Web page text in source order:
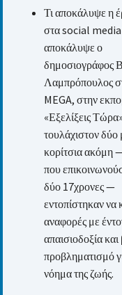
Τι αποκάλυψε η
στα social
αποκάλυψε ο
δημοσιογράφος
Λαμπρόπουλος
MEGA, στην
«Εξελίξεις
τουλάχιστον δύο
κορίτσια ακόμη
που
δύο 17χρονες —
εντοπίστηκαν να
αναφορές με
απαισιοδοξία
προβληματισμό
νόημα της ζωής.